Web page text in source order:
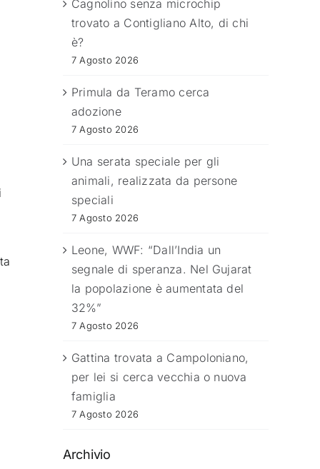
Cagnolino senza microchip
trovato a Contigliano Alto, di chi
è?
7 Agosto 2026
Primula da Teramo cerca
adozione
7 Agosto 2026
Una serata speciale per gli
animali, realizzata da persone
speciali
7 Agosto 2026
Leone, WWF: “Dall’India un
segnale di speranza. Nel Gujarat
la popolazione è aumentata del
32%”
7 Agosto 2026
Gattina trovata a Campoloniano,
per lei si cerca vecchia o nuova
famiglia
7 Agosto 2026
Archivio